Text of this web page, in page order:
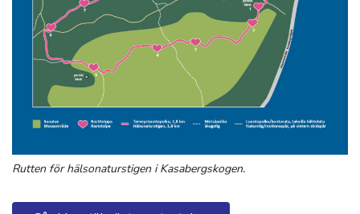
Rutten för hälsonaturstigen i Kasabergskogen.